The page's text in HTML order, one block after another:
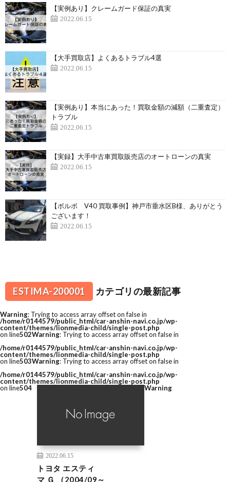
【実例あり】クレームガード保証の真実
2022.06.15
【大手買取店】よくあるトラブル4選
2022.06.15
【実例あり】本当にあった！買取金額の減額（二重査定）
トラブル
2022.06.15
【実録】大手中古車買取販売店のオートローンの真実
2022.06.15
【ボルボ V40 買取事例】神戸市垂水区B様、ありがとう
ございます！
2022.06.15
ESTIMA-200001 カテゴリの最新記事
Warning: Trying to access array offset on false in
/home/r0144579/public_html/car-anshin-navi.co.jp/wp-
content/themes/lionmedia-child/single-post.php
on line502Warning: Trying to access array offset on false in
/home/r0144579/public_html/car-anshin-navi.co.jp/wp-
content/themes/lionmedia-child/single-post.php
on line503Warning: Trying to access array offset on false in
/home/r0144579/public_html/car-anshin-navi.co.jp/wp-
content/themes/lionmedia-child/single-post.php
on line504
2022.06.15
トヨタ エスティ
マ Ｇ （2004/09～
Warning